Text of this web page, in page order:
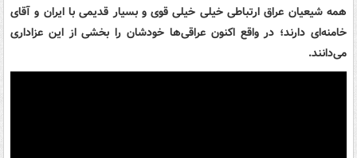
همه شیعیان عراق ارتباطی خیلی خیلی قوی و بسیار قدیمی با ایران و آقای
خامنه‌ای دارند؛ در واقع اکنون عراقی‌ها خودشان را بخشی از این عزاداری
می‌دانند.